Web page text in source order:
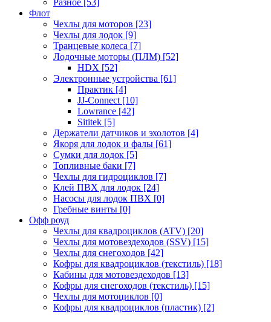
Разное [53]
Флот
Чехлы для моторов [23]
Чехлы для лодок [9]
Транцевые колеса [7]
Лодочные моторы (ПЛМ) [52]
HDX [52]
Электронные устройства [61]
Практик [4]
JJ-Connect [10]
Lowrance [42]
Sititek [5]
Держатели датчиков и эхолотов [4]
Якоря для лодок и фалы [61]
Сумки для лодок [5]
Топливные баки [7]
Чехлы для гидроциклов [7]
Клей ПВХ для лодок [24]
Насосы для лодок ПВХ [0]
Гребные винты [0]
Офф роуд
Чехлы для квадроциклов (ATV) [20]
Чехлы для мотовездеходов (SSV) [15]
Чехлы для снегоходов [42]
Кофры для квадроциклов (текстиль) [18]
Кабины для мотовездеходов [13]
Кофры для снегоходов (текстиль) [15]
Чехлы для мотоциклов [0]
Кофры для квадроциклов (пластик) [2]